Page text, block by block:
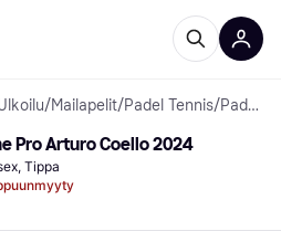
/Mailapelit/Padel Tennis/ Padelmailat
Pro Arturo Coello 2024
Tippa